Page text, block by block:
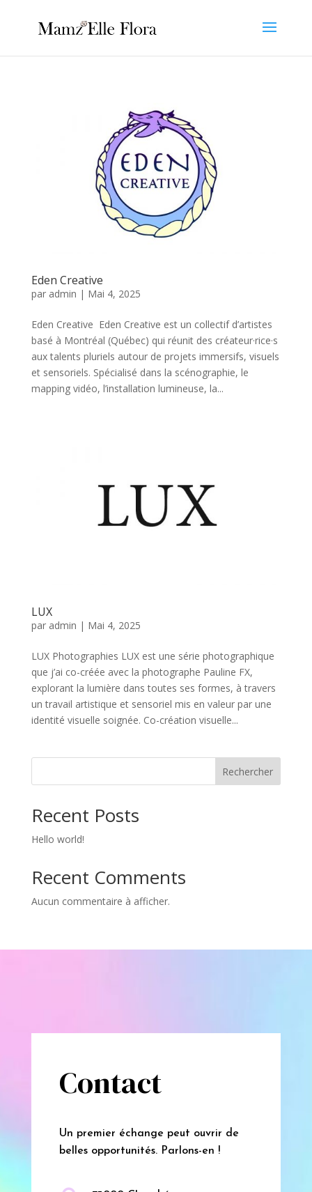
Eden Creative
par admin | Mai 4, 2025
Eden Creative Eden Creative est un collectif d’artistes
basé à Montréal (Québec) qui réunit des créateur·rice·s
aux talents pluriels autour de projets immersifs, visuels
et sensoriels. Spécialisé dans la scénographie, le
mapping vidéo, l’installation lumineuse, la...
LUX
par admin | Mai 4, 2025
LUX Photographies LUX est une série photographique
que j’ai co-créée avec la photographe Pauline FX,
explorant la lumière dans toutes ses formes, à travers
un travail artistique et sensoriel mis en valeur par une
identité visuelle soignée. Co-création visuelle...
Rechercher
Recent Posts
Hello world!
Recent Comments
Aucun commentaire à afficher.
Contact
Un premier échange peut ouvrir de
belles opportunités. Parlons-en !